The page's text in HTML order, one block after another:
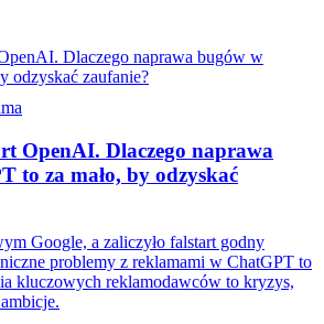
OpenAI. Dlaczego naprawa
to za mało, by odzyskać
Google, a zaliczyło falstart godny
problemy z reklamami w ChatGPT to
kluczowych reklamodawców to kryzys,